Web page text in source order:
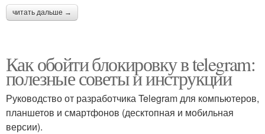
читать дальше →
Как обойти блокировку в telegram:
полезные советы и инструкции
Руководство от разработчика Telegram для компьютеров,
планшетов и смартфонов (десктопная и мобильная
версии).